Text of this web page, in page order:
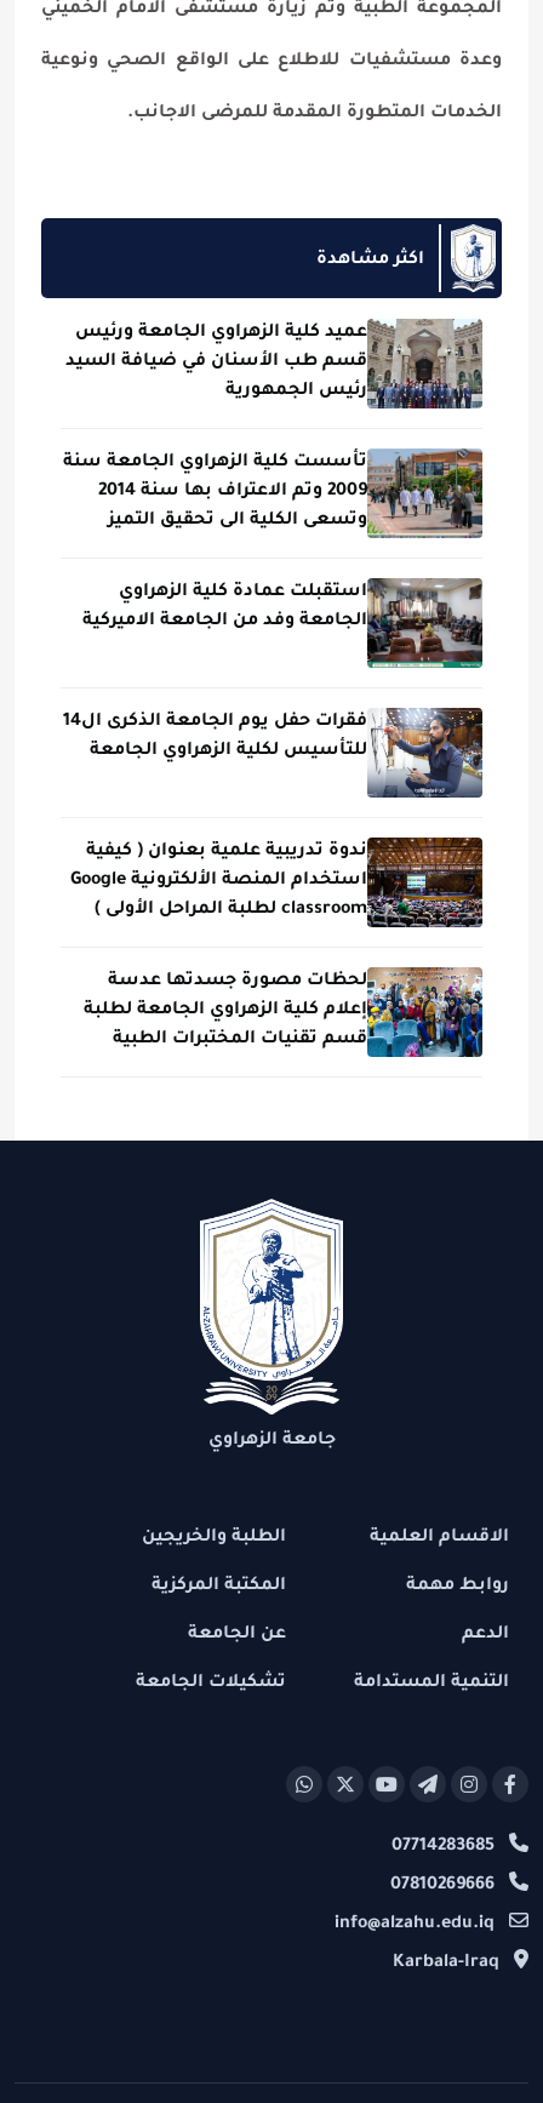
المجموعة الطبية وتم زيارة مستشفى الامام الخميني
وعدة مستشفيات للاطلاع على الواقع الصحي ونوعية
الخدمات المتطورة المقدمة للمرضى الاجانب.
اكثر مشاهدة
عميد كلية الزهراوي الجامعة ورئيس
قسم طب الأسنان في ضيافة السيد
رئيس الجمهورية
تأسست كلية الزهراوي الجامعة سنة
2009 وتم الاعتراف بها سنة 2014
وتسعى الكلية الى تحقيق التميز
استقبلت عمادة كلية الزهراوي
الجامعة وفد من الجامعة الاميركية
فقرات حفل يوم الجامعة الذكرى ال14
للتأسيس لكلية الزهراوي الجامعة
ندوة تدريبية علمية بعنوان ( كيفية
استخدام المنصة الألكترونية Google
classroom لطلبة المراحل الأولى )
لحظات مصورة جسدتها عدسة
إعلام كلية الزهراوي الجامعة لطلبة
قسم تقنيات المختبرات الطبية
جامعة الزهراوي
الاقسام العلمية
روابط مهمة
الدعم
التنمية المستدامة
الطلبة والخريجين
المكتبة المركزية
عن الجامعة
تشكيلات الجامعة
07714283685
07810269666
info@alzahu.edu.iq
Karbala-Iraq